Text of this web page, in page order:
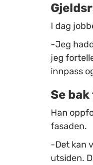
I dag
-Jeg
jeg
innpass
Se
Han
fasaden.
-Det kan
utsiden.